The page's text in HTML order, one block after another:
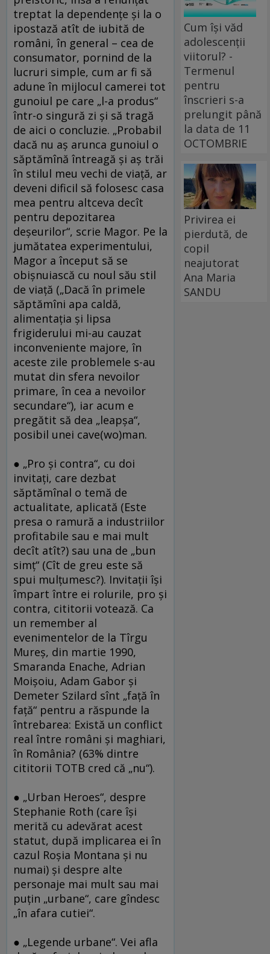
treptat la dependenţe şi la o
ipostază atît de iubită de
români, în general – cea de
consumator, pornind de la
lucruri simple, cum ar fi să
adune în mijlocul camerei tot
gunoiul pe care „l-a produs“
într-o singură zi şi să tragă
de aici o concluzie. „Probabil
dacă nu aş arunca gunoiul o
săptămînă întreagă şi aş trăi
în stilul meu vechi de viaţă, ar
deveni dificil să folosesc casa
mea pentru altceva decît
pentru depozitarea
deşeurilor“, scrie Magor. Pe la
jumătatea experimentului,
Magor a început să se
obişnuiască cu noul său stil
de viaţă („Dacă în primele
săptămîni apa caldă,
alimentaţia şi lipsa
frigiderului mi-au cauzat
inconveniente majore, în
aceste zile problemele s-au
mutat din sfera nevoilor
primare, în cea a nevoilor
secundare“), iar acum e
pregătit să dea „leapşa“,
posibil unei cave(wo)man.
● „Pro şi contra“, cu doi
invitaţi, care dezbat
săptămînal o temă de
actualitate, aplicată (Este
presa o ramură a industriilor
profitabile sau e mai mult
decît atît?) sau una de „bun
simţ“ (Cît de greu este să
spui mulţumesc?). Invitaţii îşi
împart între ei rolurile, pro şi
contra, cititorii votează. Ca
un remember al
evenimentelor de la Tîrgu
Mureş, din martie 1990,
Smaranda Enache, Adrian
Moişoiu, Adam Gabor şi
Demeter Szilard sînt „faţă în
faţă“ pentru a răspunde la
întrebarea: Există un conflict
real între români şi maghiari,
în România? (63% dintre
cititorii TOTB cred că „nu“).
● „Urban Heroes“, despre
Stephanie Roth (care îşi
merită cu adevărat acest
statut, după implicarea ei în
cazul Roşia Montana şi nu
numai) şi despre alte
personaje mai mult sau mai
puţin „urbane“, care gîndesc
„în afara cutiei“.
● „Legende urbane“. Vei afla
Cum își văd
adolescenții
viitorul? -
Termenul
pentru
înscrieri s-a
prelungit până
la data de 11
OCTOMBRIE
Privirea ei
pierdută, de
copil
neajutorat
Ana Maria
SANDU